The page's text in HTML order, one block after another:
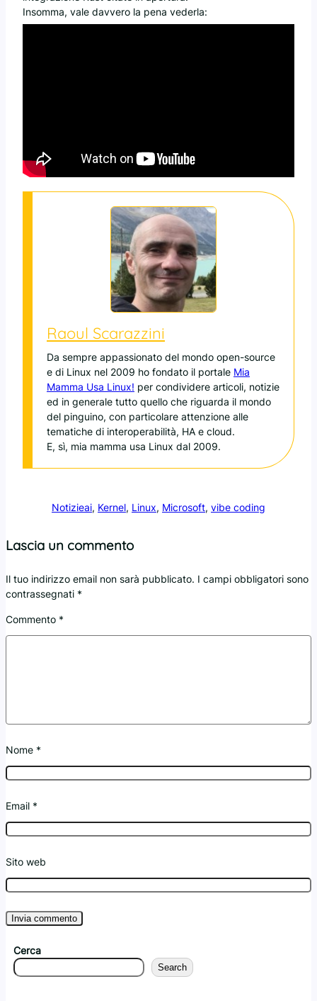
Insomma, vale davvero la pena vederla:
Raoul Scarazzini
Da sempre appassionato del mondo open-source
e di Linux nel 2009 ho fondato il portale Mia
Mamma Usa Linux! per condividere articoli, notizie
ed in generale tutto quello che riguarda il mondo
del pinguino, con particolare attenzione alle
tematiche di interoperabilità, HA e cloud.
E, sì, mia mamma usa Linux dal 2009.
Notizieai, Kernel, Linux, Microsoft, vibe coding
Lascia un commento
Il tuo indirizzo email non sarà pubblicato. I campi obbligatori sono
contrassegnati *
Commento *
Nome *
Email *
Sito web
Cerca
Search